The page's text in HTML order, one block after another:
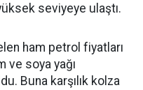
seviyeye ulaştı.
ham petrol fiyatları
ve soya yağı
Buna karşılık kolza